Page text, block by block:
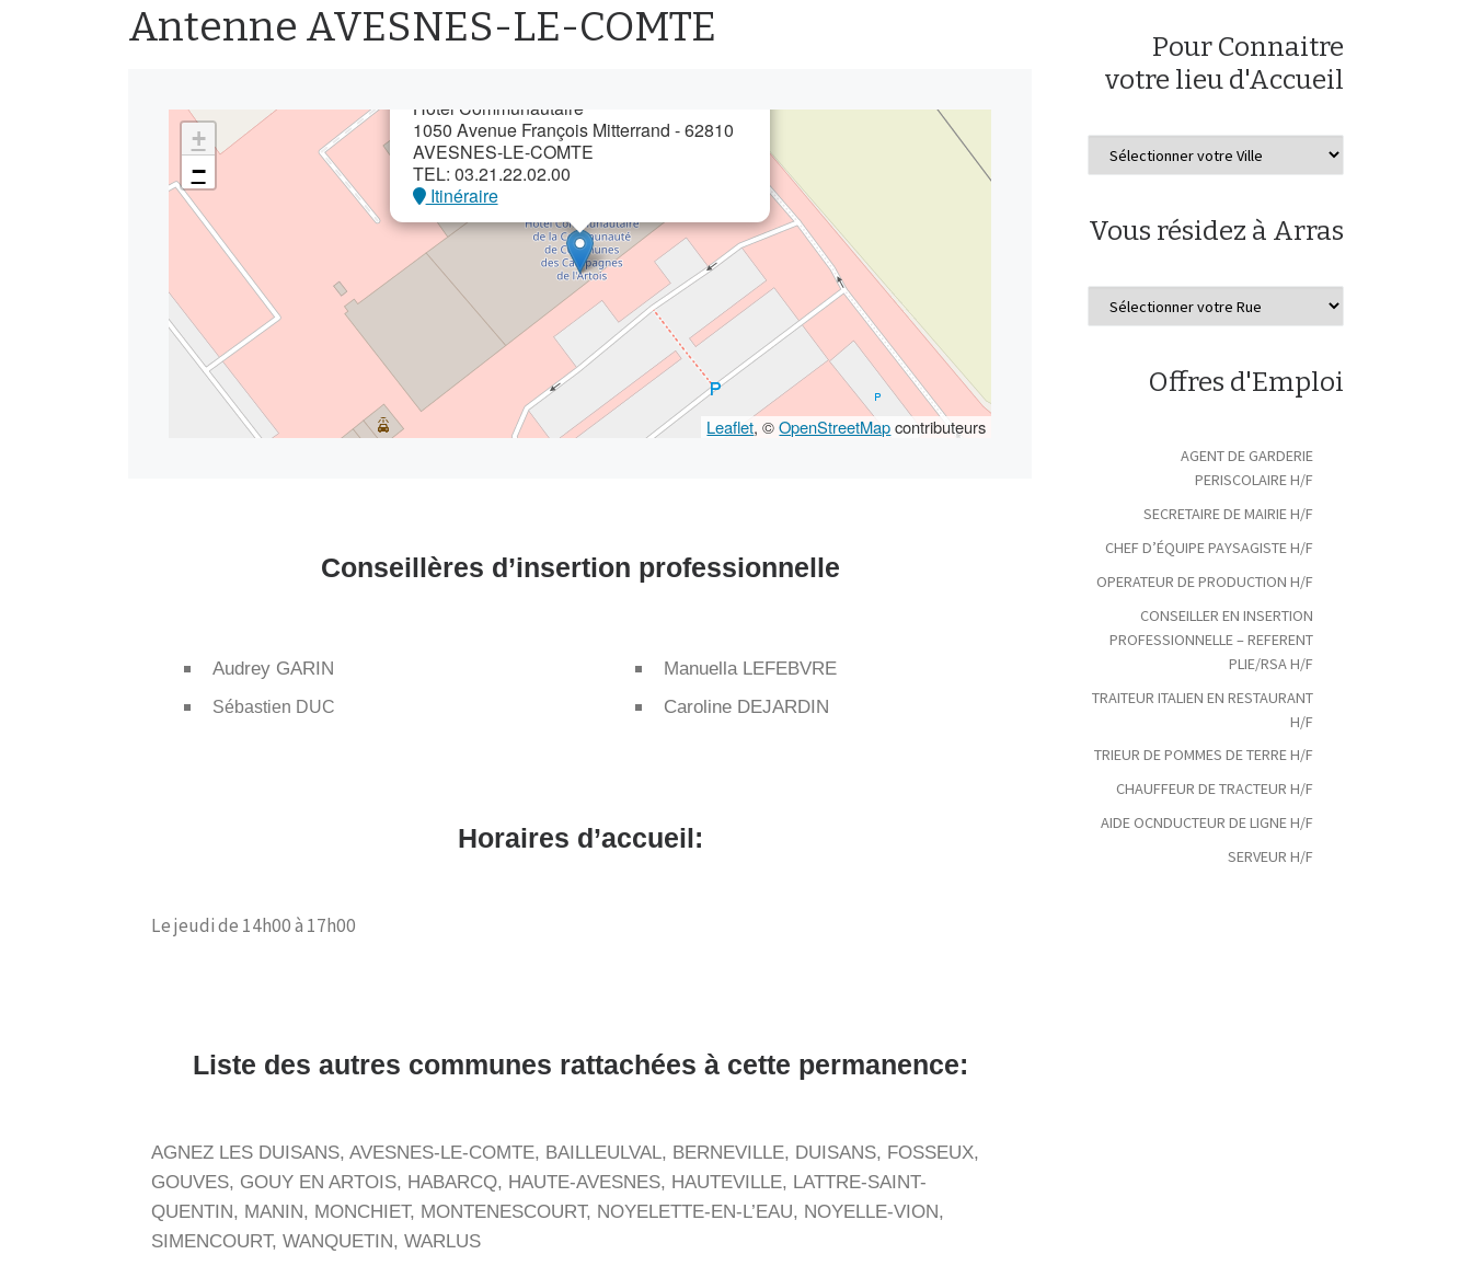
Antenne AVESNES-LE-COMTE
Antenne de la Communauté de
Hôtel Communautaire
1050 Avenue François Mitterrand - 62810
AVESNES-LE-COMTE
TEL: 03.21.22.02.00
Itinéraire
+
−
Leaflet, © OpenStreetMap contributeurs
Conseillères d’insertion professionnelle
Audrey GARIN
Sébastien DUC
Manuella LEFEBVRE
Caroline DEJARDIN
Horaires d’accueil:
Le jeudi de 14h00 à 17h00
Liste des autres communes rattachées à cette permanence:
AGNEZ LES DUISANS, AVESNES-LE-COMTE, BAILLEULVAL, BERNEVILLE, DUISANS, FOSSEUX,
GOUVES, GOUY EN ARTOIS, HABARCQ, HAUTE-AVESNES, HAUTEVILLE, LATTRE-SAINT-
QUENTIN, MANIN, MONCHIET, MONTENESCOURT, NOYELETTE-EN-L’EAU, NOYELLE-VION,
SIMENCOURT, WANQUETIN, WARLUS
Pour Connaitre
votre lieu d'Accueil
Vous résidez à Arras
Offres d'Emploi
AGENT DE GARDERIE
PERISCOLAIRE H/F
SECRETAIRE DE MAIRIE H/F
CHEF D’ÉQUIPE PAYSAGISTE H/F
OPERATEUR DE PRODUCTION H/F
CONSEILLER EN INSERTION
PROFESSIONNELLE – REFERENT
PLIE/RSA H/F
TRAITEUR ITALIEN EN RESTAURANT
H/F
TRIEUR DE POMMES DE TERRE H/F
CHAUFFEUR DE TRACTEUR H/F
AIDE OCNDUCTEUR DE LIGNE H/F
SERVEUR H/F